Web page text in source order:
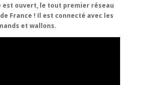
est ouvert, le tout premier réseau
France ! Il est connecté avec les
et wallons.